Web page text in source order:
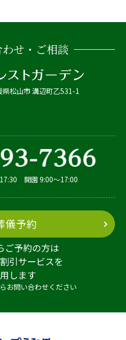
せ・ご相談
松山市 溝辺町乙531-1
開園 9:00～17:00
儀予約
ご予約の方は
引サービスを
します
お問い合わせください